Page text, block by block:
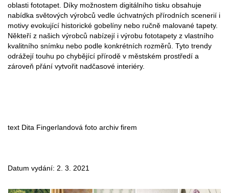
oblasti fototapet. Díky možnostem digitálního tisku obsahuje
nabídka světových výrobců vedle úchvatných přírodních scenerií i
motivy evokující historické gobelíny nebo ručně malované tapety.
Někteří z našich výrobců nabízejí i výrobu fototapety z vlastního
kvalitního snímku nebo podle konkrétních rozměrů. Tyto trendy
odrážejí touhu po chybějící přírodě v městském prostředí a
zároveň přání vytvořit nadčasové interiéry.
text Dita Fingerlandová foto archiv firem
Datum vydání: 2. 3. 2021